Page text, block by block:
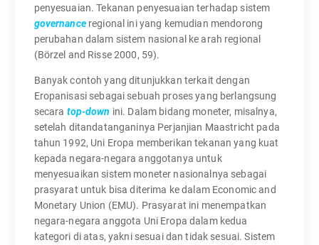
penyesuaian. Tekanan penyesuaian terhadap sistem
governanceregional ini yang kemudian mendorong
perubahan dalam sistem nasional ke arah regional
(Börzel and Risse 2000, 59).
Banyak contoh yang ditunjukkan terkait dengan
Eropanisasi sebagai sebuah proses yang berlangsung
secara top-down ini. Dalam bidang moneter, misalnya,
setelah ditandatanganinya Perjanjian Maastricht pada
tahun 1992, Uni Eropa memberikan tekanan yang kuat
kepada negara-negara anggotanya untuk
menyesuaikan sistem moneter nasionalnya sebagai
prasyarat untuk bisa diterima ke dalam Economic and
Monetary Union (EMU). Prasyarat ini menempatkan
negara-negara anggota Uni Eropa dalam kedua
kategori di atas, yakni sesuai dan tidak sesuai. Sistem